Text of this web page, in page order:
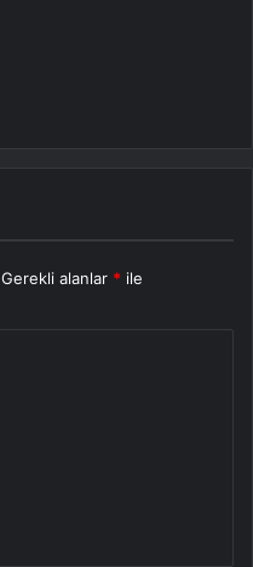
Gerekli alanlar * ile